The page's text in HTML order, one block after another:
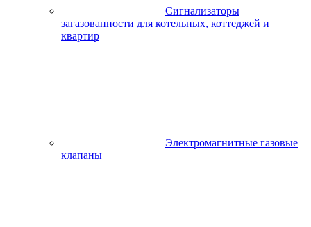
Сигнализаторы
загазованности для котельных, коттеджей и
квартир
Электромагнитные газовые
клапаны